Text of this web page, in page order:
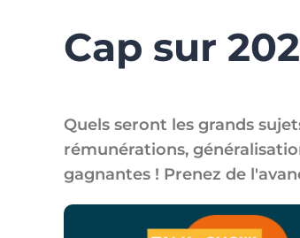
Cap sur
Quels seront les grands
rémunérations,
gagnantes ! Prenez de